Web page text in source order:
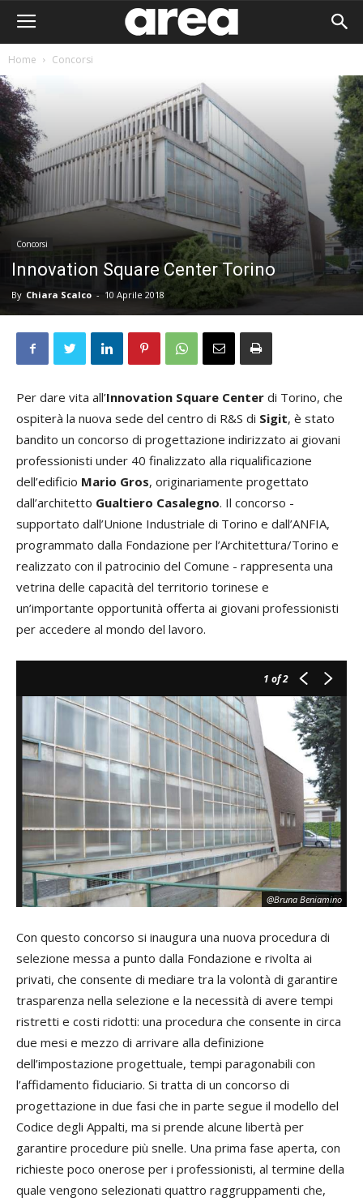
Home Concorsi
Concorsi
Innovation Square Center Torino
By Chiara Scalco - 10 Aprile 2018
Per dare vita all’Innovation Square Center di Torino, che
ospiterà la nuova sede del centro di R&S di Sigit, è stato
bandito un concorso di progettazione indirizzato ai giovani
professionisti under 40 finalizzato alla riqualificazione
dell’edificio Mario Gros, originariamente progettato
dall’architetto Gualtiero Casalegno. Il concorso -
supportato dall’Unione Industriale di Torino e dall’ANFIA,
programmato dalla Fondazione per l’Architettura/Torino e
realizzato con il patrocinio del Comune - rappresenta una
vetrina delle capacità del territorio torinese e
un’importante opportunità offerta ai giovani professionisti
per accedere al mondo del lavoro.
1 of 2
@Bruna Beniamino
Con questo concorso si inaugura una nuova procedura di
selezione messa a punto dalla Fondazione e rivolta ai
privati, che consente di mediare tra la volontà di garantire
trasparenza nella selezione e la necessità di avere tempi
ristretti e costi ridotti: una procedura che consente in circa
due mesi e mezzo di arrivare alla definizione
dell’impostazione progettuale, tempi paragonabili con
l’affidamento fiduciario. Si tratta di un concorso di
progettazione in due fasi che in parte segue il modello del
Codice degli Appalti, ma si prende alcune libertà per
garantire procedure più snelle. Una prima fase aperta, con
richieste poco onerose per i professionisti, al termine della
quale vengono selezionati quattro raggruppamenti che,